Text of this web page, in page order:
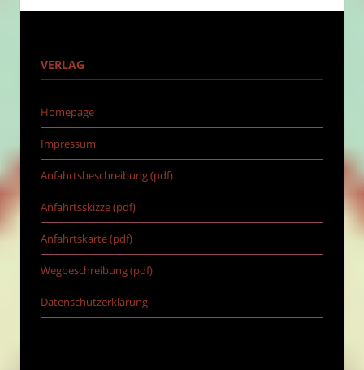
VERLAG
Homepage
Impressum
Anfahrtsbeschreibung (pdf)
Anfahrtsskizze (pdf)
Anfahrtskarte (pdf)
Wegbeschreibung (pdf)
Datenschutzerklärung